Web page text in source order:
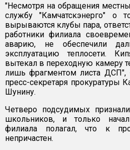
"Несмотря на обращения
службу "Камчатскэнерго" о
вырываются клубы пара,
работники филиала
аварию, не обеспечили
эксплуатацию теплосети.
вытекал в переходную камеру
лишь фрагментом листа ДСП",
пресс-секретаря прокуратуры
Шунину.
Четверо подсудимых
школьников, и только
филиала полагал, что к
непричастен.